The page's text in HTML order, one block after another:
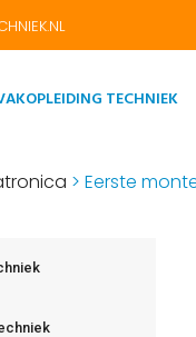
TECHNIEK
> Eerste